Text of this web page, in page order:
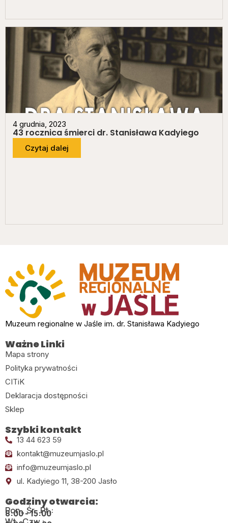
4 grudnia, 2023
43 rocznica śmierci dr. Stanisława Kadyiego
Czytaj dalej
Muzeum regionalne w Jaśle im. dr. Stanisława Kadyiego
Ważne Linki
Mapa strony
Polityka prywatności
CITiK
Deklaracja dostępności
Sklep
Szybki kontakt
13 44 623 59
kontakt@muzeumjaslo.pl
info@muzeumjaslo.pl
ul. Kadyiego 11, 38-200 Jasło
Godziny otwarcia:
Pon., Śr., Pt.:
8:00 - 15:00